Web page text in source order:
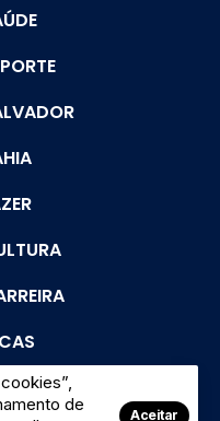
de
Aceitar